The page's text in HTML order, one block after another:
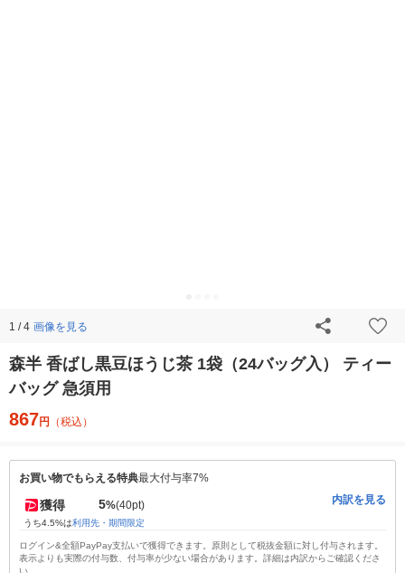
1 / 4 画像を見る
森半 香ばし黒豆ほうじ茶 1袋（24バッグ入） ティー
バッグ 急須用
867円 （税込）
お買い物でもらえる特典最大付与率7%
獲得 5%(40pt)
うち4.5%は利用先・期間限定
内訳を見る
ログイン&全額PayPay支払いで獲得できます。原則として税抜金額に対し付与されます。
表示よりも実際の付与数、付与率が少ない場合があります。詳細は内訳からご確認くださ